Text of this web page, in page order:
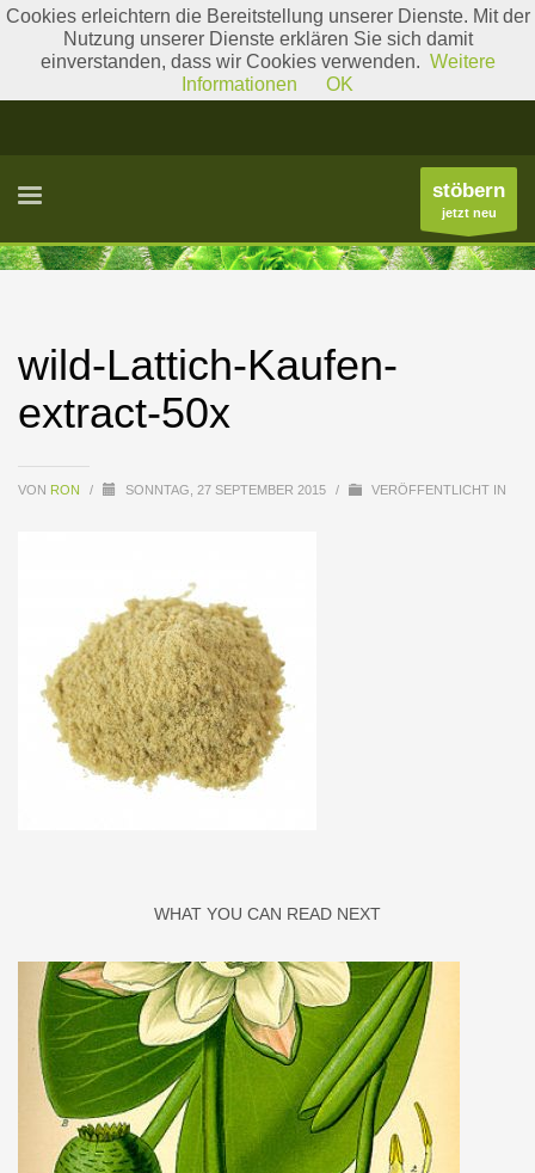
Literatur Gattungslisten
stöbern
jetzt neu
wild-Lattich-Kaufen-
extract-50x
VON RON / SONNTAG, 27 SEPTEMBER 2015 / VERÖFFENTLICHT IN
WHAT YOU CAN READ NEXT
Cookies erleichtern die Bereitstellung unserer Dienste. Mit der
Nutzung unserer Dienste erklären Sie sich damit
einverstanden, dass wir Cookies verwenden. Weitere
Informationen
OK